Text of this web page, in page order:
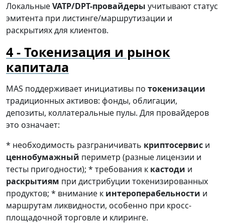
ЛокальныеVATP/DPT-провайдеры учитывают статус
эмитента при листинге/маршрутизации и
раскрытиях для клиентов.
Токенизация и рынок
капитала
MAS поддерживает инициативы по токенизации
традиционных активов: фонды, облигации,
депозиты, коллатеральные пулы. Для провайдеров
это означает:
* необходимость разграничивать криптосервис и
ценнобумажный периметр (разные лицензии и
тесты пригодности); * требования к кастоди и
раскрытиям при дистрибуции токенизированных
продуктов; * внимание к интероперабельности и
маршрутам ликвидности, особенно при кросс-
площадочной торговле и клиринге.